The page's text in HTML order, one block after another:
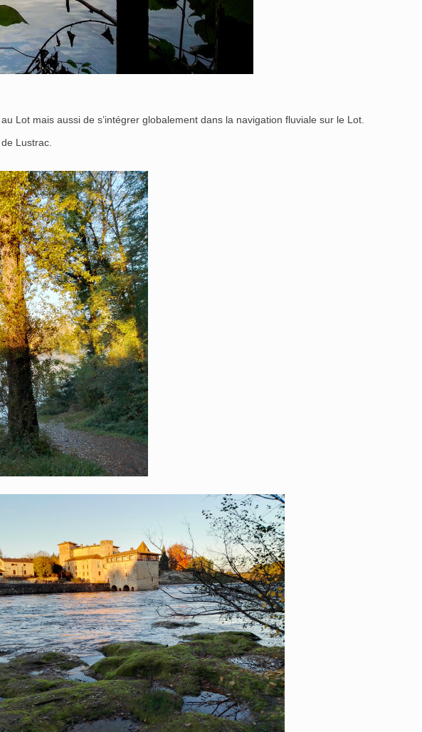
Lot mais aussi de s’intégrer globalement dans la navigation fluviale sur le Lot.
Lustrac.